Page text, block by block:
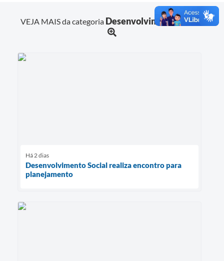
VEJA MAIS da categoria Desenvolvimento Social
Há 2 dias
Desenvolvimento Social realiza encontro para
planejamento